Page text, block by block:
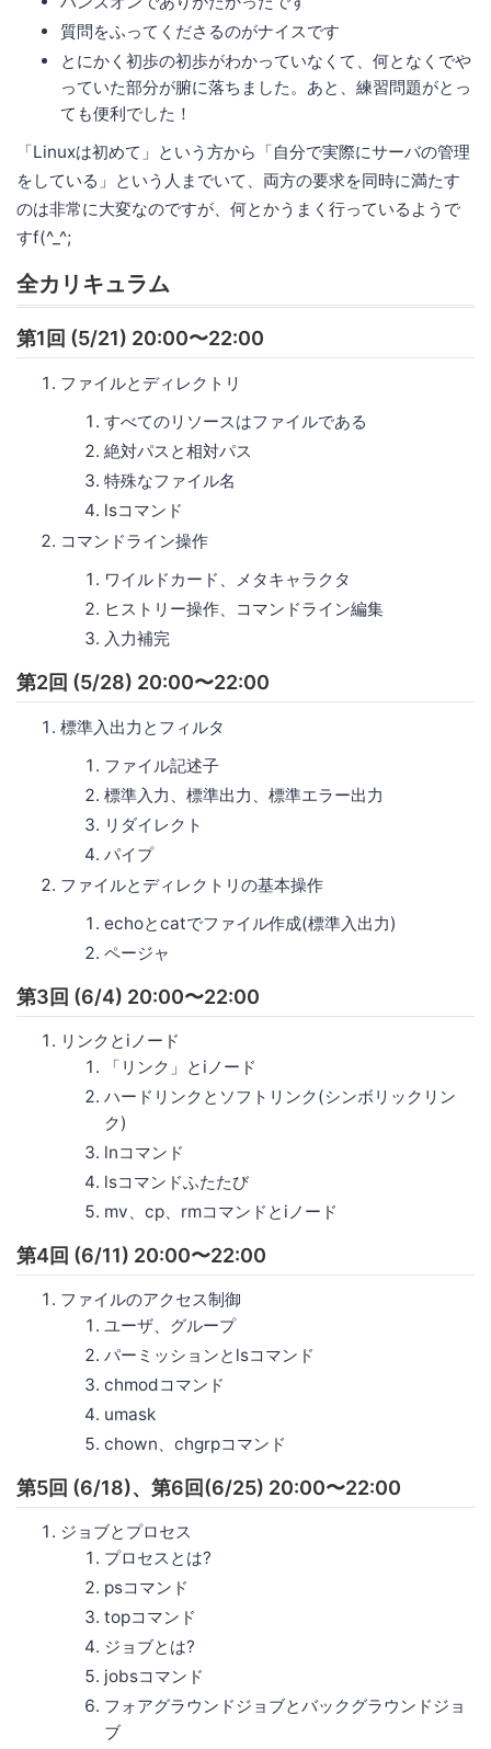
質問をふってくださるのがナイスです
とにかく初歩の初歩がわかっていなくて、何となくでや
っていた部分が腑に落ちました。あと、練習問題がとっ
ても便利でした！
「Linuxは初めて」という方から「自分で実際にサーバの管理
をしている」という人までいて、両方の要求を同時に満たす
のは非常に大変なのですが、何とかうまく行っているようで
すf(^_^;
全カリキュラム
第1回 (5/21) 20:00〜22:00
ファイルとディレクトリ
すべてのリソースはファイルである
絶対パスと相対パス
特殊なファイル名
lsコマンド
コマンドライン操作
ワイルドカード、メタキャラクタ
ヒストリー操作、コマンドライン編集
入力補完
第2回 (5/28) 20:00〜22:00
標準入出力とフィルタ
ファイル記述子
標準入力、標準出力、標準エラー出力
リダイレクト
パイプ
ファイルとディレクトリの基本操作
echoとcatでファイル作成(標準入出力)
ページャ
第3回 (6/4) 20:00〜22:00
リンクとiノード
「リンク」とiノード
ハードリンクとソフトリンク(シンボリックリン
ク)
lnコマンド
lsコマンドふたたび
mv、cp、rmコマンドとiノード
第4回 (6/11) 20:00〜22:00
ファイルのアクセス制御
ユーザ、グループ
パーミッションとlsコマンド
chmodコマンド
umask
chown、chgrpコマンド
第5回 (6/18)、第6回(6/25) 20:00〜22:00
ジョブとプロセス
プロセスとは?
psコマンド
topコマンド
ジョブとは?
jobsコマンド
フォアグラウンドジョブとバックグラウンドジョ
ブ